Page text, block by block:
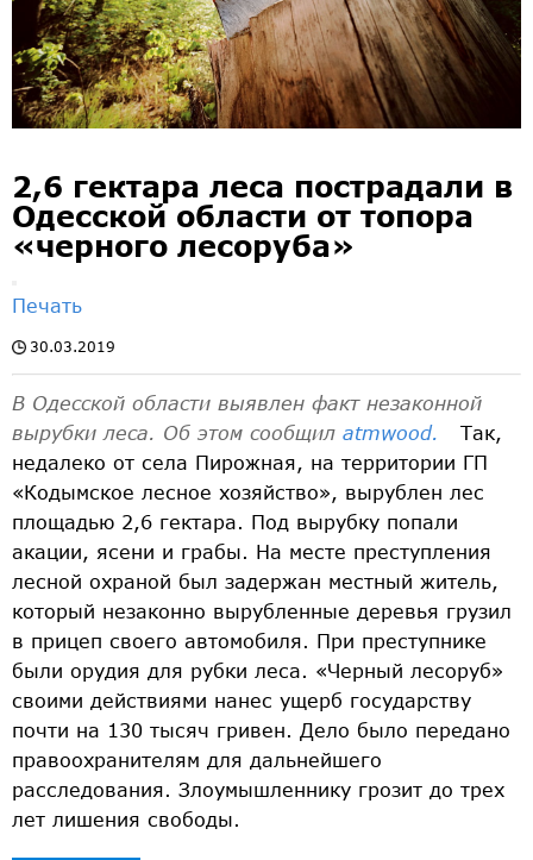
2,6 гектара леса пострадали в
Одесской области от топора
«черного лесоруба»
Печать
30.03.2019
В Одесской области выявлен факт незаконной
вырубки леса. Об этом сообщил atmwood.
Так,
недалеко от села Пирожная, на территории ГП
«Кодымское лесное хозяйство», вырублен лес
площадью 2,6 гектара. Под вырубку попали
акации, ясени и грабы. На месте преступления
лесной охраной был задержан местный житель,
который незаконно вырубленные деревья грузил
в прицеп своего автомобиля. При преступнике
были орудия для рубки леса. «Черный лесоруб»
своими действиями нанес ущерб государству
почти на 130 тысяч гривен. Дело было передано
правоохранителям для дальнейшего
расследования. Злоумышленнику грозит до трех
лет лишения свободы.